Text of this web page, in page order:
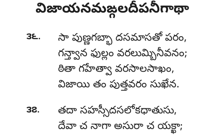
విజాయనమఙ్గలదీపనీగాథా
౩౬.
సా పుణ్ణగబ్భా దసమాసతో పరం,
గన్త్వాన ఫుల్లం వరలుమ్బినీవనం;
ఠితా గహేత్వా వరసాలసాఖం,
విజాయి తం పుత్తవరం సుఖేన.
౩౭.
తదా సహస్సీదసలోకధాతుసు,
దేవా చ నాగా అసురా చ యక్ఖా;